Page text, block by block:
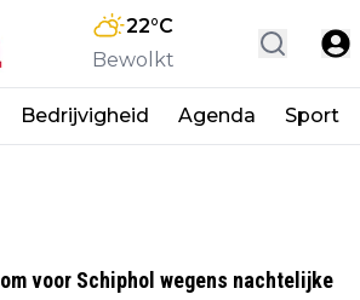
22°C
Bewolkt
Bedrijvigheid Agenda Sport
voor Schiphol wegens nachtelijke